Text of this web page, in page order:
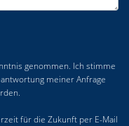
genommen. Ich stimme
meiner Anfrage
für die Zukunft per E-Mail